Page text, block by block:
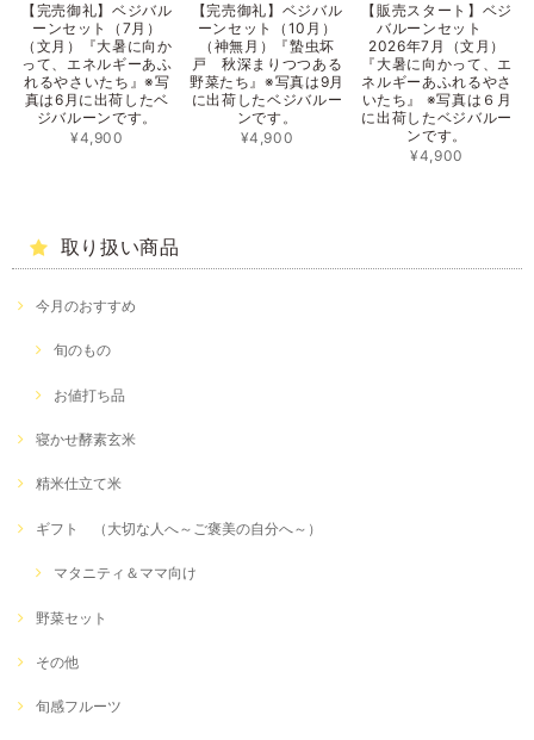
【完売御礼】ベジバル
ーンセット（7月）
（文月）『大暑に向か
って、エネルギーあふ
れるやさいたち』※写
真は6月に出荷したベ
ジバルーンです。
¥4,900
【完売御礼】ベジバル
ーンセット（10月）
（神無月）『蟄虫坏
戸 秋深まりつつある
野菜たち』※写真は9月
に出荷したベジバルー
ンです。
¥4,900
【販売スタート】ベジ
バルーンセット
2026年7月（文月）
『大暑に向かって、エ
ネルギーあふれるやさ
いたち』 ※写真は６月
に出荷したベジバルー
ンです。
¥4,900
取り扱い商品
今月のおすすめ
旬のもの
お値打ち品
寝かせ酵素玄米
精米仕立て米
ギフト （大切な人へ～ご褒美の自分へ～）
マタニティ＆ママ向け
野菜セット
その他
旬感フルーツ